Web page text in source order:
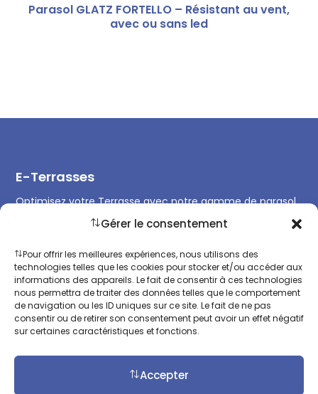
Gérer le consentement
Pour offrir les meilleures expériences, nous utilisons des
technologies telles que les cookies pour stocker et/ou accéder aux
informations des appareils. Le fait de consentir à ces technologies
nous permettra de traiter des données telles que le comportement
de navigation ou les ID uniques sur ce site. Le fait de ne pas
consentir ou de retirer son consentement peut avoir un effet négatif
sur certaines caractéristiques et fonctions.
Accepter
Parasol GLATZ FORTELLO – Résistant au vent,
avec ou sans led
E-Terrasses
Optimisez votre Terrasse avec notre gamme de parasol
professionnel et équipements de Terrasse et remplissez
Contact
+33 (0)7 72 40 10 55